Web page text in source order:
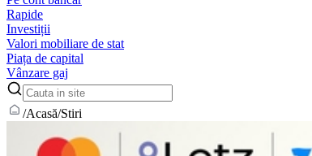
Rapide
Investiții
Valori mobiliare de stat
Piața de capital
Vânzare gaj
/Acasă/Stiri